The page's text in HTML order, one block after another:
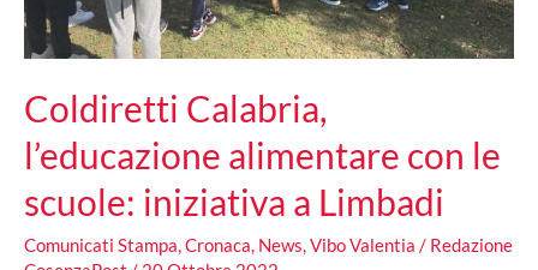
Coldiretti Calabria,
l’educazione alimentare con le
scuole: iniziativa a Limbadi
Comunicati Stampa,Cronaca, News,Vibo Valentia / Redazione